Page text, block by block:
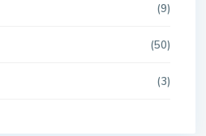
(9)
(50)
(3)